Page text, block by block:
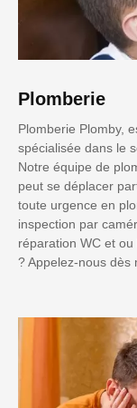
Plomberie
Plomberie Plomby,
spécialisée dans le
Notre équipe de
peut se déplacer
toute urgence en
inspection par
réparation WC et
? Appelez-nous dès